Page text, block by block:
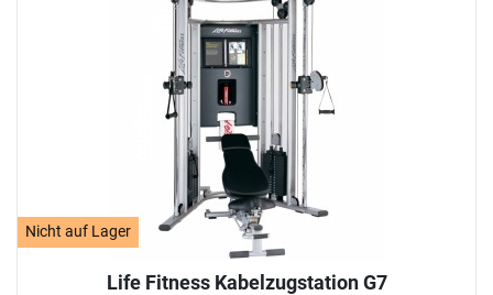
Nicht auf Lager
Life Fitness Kabelzugstation G7